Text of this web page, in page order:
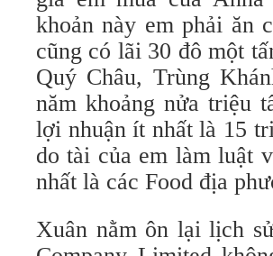
khoản này em phải ăn
cũng có lãi 30 đô một
Quý Châu, Trùng
năm khoảng nửa triệu
lợi nhuận ít nhất là 15
do tài của em làm luật
nhất là các Food địa
Xuân nằm ôn lại lịch